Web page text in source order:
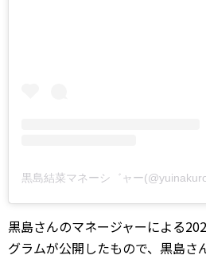
黒島さんのマネージャーによる
グラムが公開したもので、黒島さ